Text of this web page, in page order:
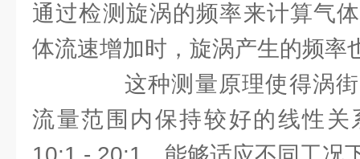
通过检测旋涡的频率来计算气
体流速增加时，旋涡产生的频率
这种测量原理使得涡街
流量范围内保持较好的线性关